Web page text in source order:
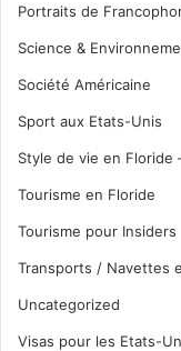
Portraits de
Science &
Société Américaine
Sport aux Etats-Unis
Style de vie en Floride
Tourisme en Floride
Tourisme pour Insiders
Transports / Navettes
Uncategorized
Visas pour les Etats-